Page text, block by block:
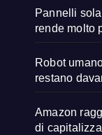
Pannelli
rende molto
Robot
restano
Amazon
di